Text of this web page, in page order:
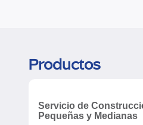
Productos
Servicio de
Pequeñas y Medianas